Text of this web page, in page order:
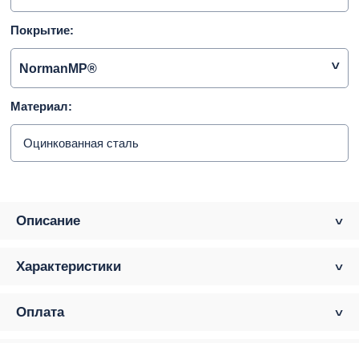
Покрытие:
NormanMP®
Материал:
Оцинкованная сталь
Описание
Характеристики
Оплата